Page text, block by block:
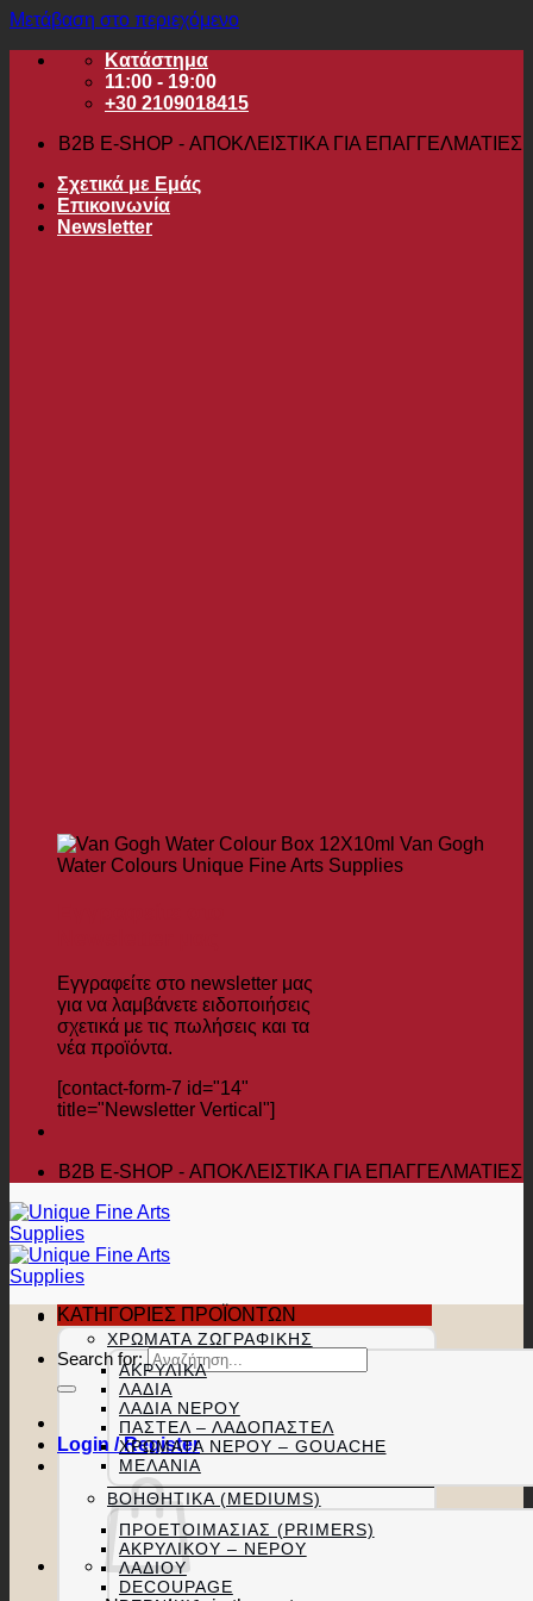
Μετάβαση στο περιεχόμενο
Κατάστημα
11:00 - 19:00
+30 2109018415
B2B Ε-SHOP - ΑΠΟΚΛΕΙΣΤΙΚΑ ΓΙΑ ΕΠΑΓΓΕΛΜΑΤΙΕΣ
Σχετικά με Εμάς
Επικοινωνία
Newsletter
Εγγραφείτε στο newsletter μας
για να λαμβάνετε ειδοποιήσεις
σχετικά με τις πωλήσεις και τα
νέα προϊόντα.
[contact-form-7 id="14"
title="Newsletter Vertical"]
B2B Ε-SHOP - ΑΠΟΚΛΕΙΣΤΙΚΑ ΓΙΑ ΕΠΑΓΓΕΛΜΑΤΙΕΣ
Search for:
Login / Register
ΚΑΤΗΓΟΡΙΕΣ ΠΡΟΪΟΝΤΩΝ
ΧΡΏΜΑΤΑ ΖΩΓΡΑΦΙΚΉΣ
ΑΚΡΥΛΙΚΆ
ΛΆΔΙΑ
ΛΆΔΙΑ ΝΕΡΟΎ
ΠΑΣΤΕΛ – ΛΑΔΟΠΑΣΤΕΛ
ΧΡΏΜΑΤΑ ΝΕΡΟΎ – GOUACHE
ΜΕΛΆΝΙΑ
ΒΟΗΘΗΤΙΚΆ (MEDIUMS)
ΠΡΟΕΤΟΙΜΑΣΊΑΣ (PRIMERS)
ΑΚΡΥΛΙΚΟΎ – ΝΕΡΟΎ
ΛΑΔΙΟΎ
DECOUPAGE